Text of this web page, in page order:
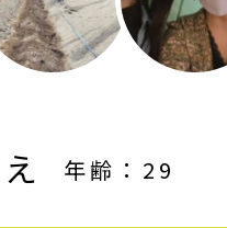
年齢：29